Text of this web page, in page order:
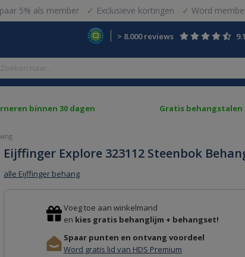
5% als member Exclusieve kortingen Word
> 8.000 reviews
binnen 30 dagen Gratis behangstalen
Eijffinger Explore 323112 Steenbok
alle Eijffinger behang
Voeg toe aan winkelmand
en kies gratis behanglijm + behangset!
Spaar punten en ontvang voordeel
Word gratis lid van HDS Premium